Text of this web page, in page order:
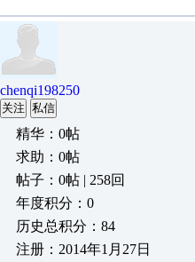
chenqi198250
关注 私信
精华：0帖
求助：0帖
帖子：0帖 | 258回
年度积分：0
历史总积分：84
注册：2014年1月27日